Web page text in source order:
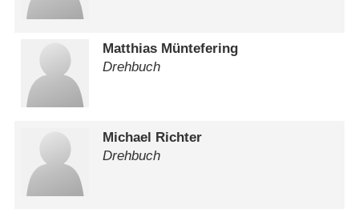
Matthias Müntefering
Drehbuch
Michael Richter
Drehbuch